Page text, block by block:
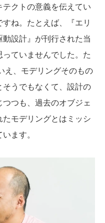
クトの意義を伝えてい
ね。たとえば、『エリ
設計』が刊行された当
ていませんでした。た
え、モデリングそのもの
うでもなくて、設計の
つも、過去のオブジェ
モデリングとはミッシ
ます。